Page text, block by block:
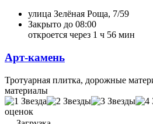
улица Зелёная Роща, 7/59
Закрыто до 08:00
откроется через 1 ч 56 мин
Арт-камень
Тротуарная плитка, дорожные
материалы
оценок